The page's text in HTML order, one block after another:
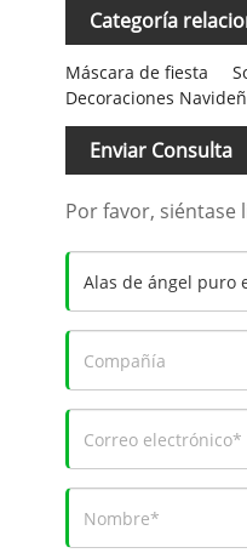
Categoría
Máscara de fiesta
Decoraciones
Enviar Consulta
Por favor, siéntase